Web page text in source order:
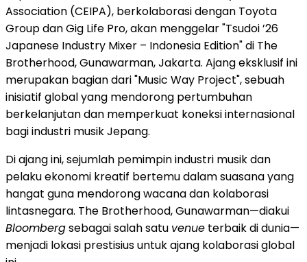
Association (CEIPA), berkolaborasi dengan Toyota
Group dan Gig Life Pro, akan menggelar "Tsudoi ’26
Japanese Industry Mixer – Indonesia Edition" di The
Brotherhood, Gunawarman, Jakarta. Ajang eksklusif ini
merupakan bagian dari "Music Way Project", sebuah
inisiatif global yang mendorong pertumbuhan
berkelanjutan dan memperkuat koneksi internasional
bagi industri musik Jepang.
Di ajang ini, sejumlah pemimpin industri musik dan
pelaku ekonomi kreatif bertemu dalam suasana yang
hangat guna mendorong wacana dan kolaborasi
lintasnegara. The Brotherhood, Gunawarman—diakui
Bloombergsebagai salah satu venue terbaik di dunia—
menjadi lokasi prestisius untuk ajang kolaborasi global